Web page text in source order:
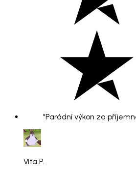
"Parádní výkon za
Vita P.